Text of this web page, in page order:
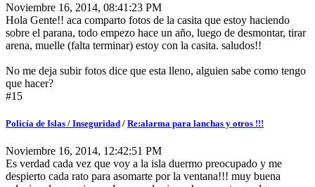
Noviembre 16, 2014, 08:41:23 PM
Hola Gente!! aca comparto fotos de la casita que estoy haciendo
sobre el parana, todo empezo hace un año, luego de desmontar, tirar
arena, muelle (falta terminar) estoy con la casita. saludos!!
No me deja subir fotos dice que esta lleno, alguien sabe como tengo
que hacer?
#15
Policía de Islas / Inseguridad / Re:alarma para lanchas y otros !!!
Noviembre 16, 2014, 12:42:51 PM
Es verdad cada vez que voy a la isla duermo preocupado y me
despierto cada rato para asomarte por la ventana!!! muy buena